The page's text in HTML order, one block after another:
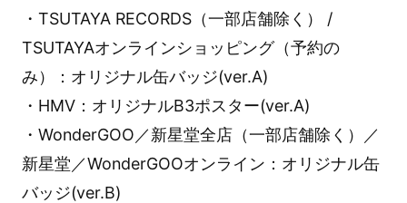
・TSUTAYA RECORDS（一部店舗除く） /
TSUTAYAオンラインショッピング（予約の
み）：オリジナル缶バッジ(ver.A)
・HMV：オリジナルB3ポスター(ver.A)
・WonderGOO／新星堂全店（一部店舗除く）／
新星堂／WonderGOOオンライン：オリジナル缶
バッジ(ver.B)